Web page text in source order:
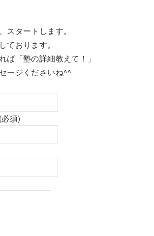
スタートします。
ております。
ば「塾の詳細教えて！」
ージくださいね^^
(必須)